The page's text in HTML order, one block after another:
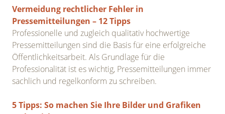
Vermeidung rechtlicher Fehler in
Pressemitteilungen – 12 Tipps
Professionelle und zugleich qualitativ hochwertige
Pressemitteilungen sind die Basis für eine erfolgreiche
Öffentlichkeitsarbeit. Als Grundlage für die
Professionalität ist es wichtig, Pressemitteilungen immer
sachlich und regelkonform zu schreiben.
5 Tipps: So machen Sie Ihre Bilder und Grafiken